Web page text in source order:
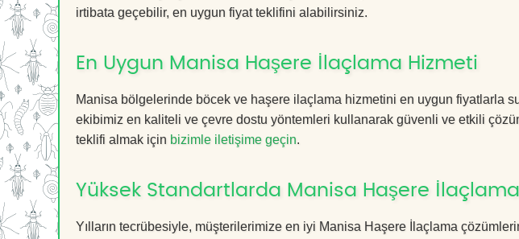
irtibata geçebilir, en uygun fiyat teklifini alabilirsiniz.
En Uygun Manisa Haşere İlaçlama Hizmeti
Manisa bölgelerinde böcek ve haşere ilaçlama hizmetini en uygun fiyatlarla
ekibimiz en kaliteli ve çevre dostu yöntemleri kullanarak güvenli ve etkili
teklifi almak için bizimle iletişime geçin.
Yüksek Standartlarda Manisa Haşere
Yılların tecrübesiyle, müşterilerimize en iyi Manisa Haşere İlaçlama